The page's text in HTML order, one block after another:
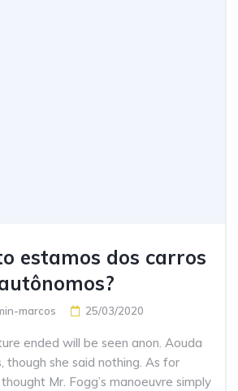
estamos dos carros
marcos 25/03/2020
ended will be seen anon. Aouda
though she said nothing. As for
Mr. Fogg’s manoeuvre simply